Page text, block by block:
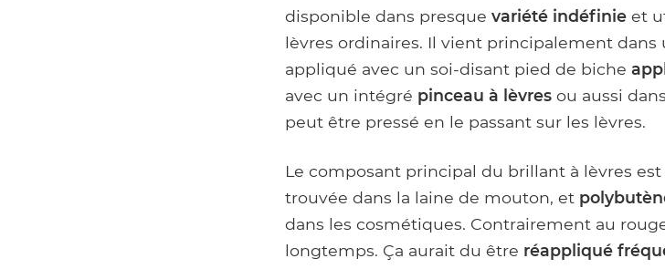
disponible dans presque variété indéfinie et
lèvres ordinaires. Il vient principalement
appliqué avec un soi-disant pied de biche
avec un intégré pinceau à lèvres ou aussi
peut être pressé en le passant sur les lèvres.
Le composant principal du brillant à lèvres est
trouvée dans la laine de mouton, et
dans les cosmétiques. Contrairement au
longtemps. Ça aurait du être réappliqué